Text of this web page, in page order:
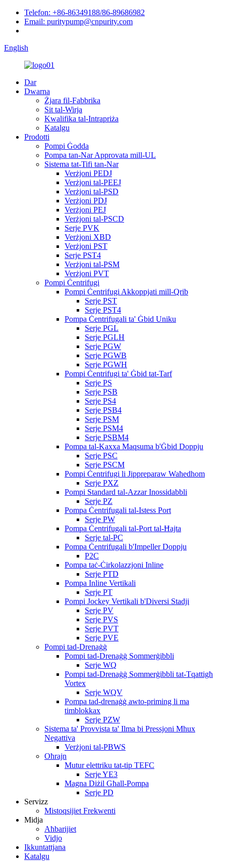
Telefon: +86-86349188/86-89686982
Email: puritypump@cnpurity.com
English
Dar
Dwarna
Żjara fil-Fabbrika
Sit tal-Wirja
Kwalifika tal-Intrapriża
Katalgu
Prodotti
Pompi Ġodda
Pompa tan-Nar Approvata mill-UL
Sistema tat-Tifi tan-Nar
Verżjoni PEDJ
Verżjoni tal-PEEJ
Verżjoni tal-PSD
Verżjoni PDJ
Verżjoni PEJ
Verżjoni tal-PSCD
Serje PVK
Verżjoni XBD
Verżjoni PST
Serje PST4
Verżjoni tal-PSM
Verżjoni PVT
Pompi Ċentrifugi
Pompi Ċentrifugi Akkoppjati mill-Qrib
Serje PST
Serje PST4
Pompa Ċentrifugali ta' Ġbid Uniku
Serje PGL
Serje PGLH
Serje PGW
Serje PGWB
Serje PGWH
Pompi Ċentrifugi ta' Ġbid tat-Tarf
Serje PS
Serje PSB
Serje PS4
Serje PSB4
Serje PSM
Serje PSM4
Serje PSBM4
Pompa tal-Kaxxa Maqsuma b'Ġbid Doppju
Serje PSC
Serje PSCM
Pompi Ċentrifugi li Jippreparaw Waħedhom
Serje PXZ
Pompi Standard tal-Azzar Inossidabbli
Serje PZ
Pompa Ċentrifugali tal-Istess Port
Serje PW
Pompa Ċentrifugali tal-Port tal-Ħajta
Serje tal-PC
Pompa Ċentrifugali b'Impeller Doppju
P2C
Pompa taċ-Ċirkolazzjoni Inline
Serje PTD
Pompa Inline Vertikali
Serje PT
Pompi Jockey Vertikali b'Diversi Stadji
Serje PV
Serje PVS
Serje PVT
Serje PVE
Pompi tad-Drenaġġ
Pompi tad-Drenaġġ Sommerġibbli
Serje WQ
Pompi tad-Drenaġġ Sommerġibbli tat-Tqattigħ
Vortex
Serje WQV
Pompa tad-drenaġġ awto-priming li ma
timblokkax
Serje PZW
Sistema ta' Provvista ta' Ilma bi Pressjoni Mhux
Negattiva
Verżjoni tal-PBWS
Oħrajn
Mutur elettriku tat-tip TEFC
Serje YE3
Magna Diżil Għall-Pompa
Serje PD
Servizz
Mistoqsijiet Frekwenti
Midja
Aħbarijiet
Vidjo
Ikkuntattjana
Katalgu